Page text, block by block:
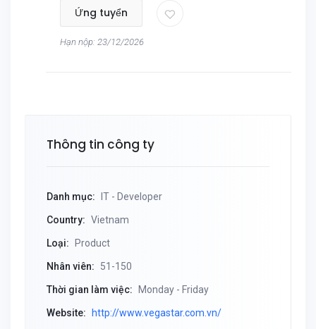
Ứng tuyển
Hạn nộp: 23/12/2026
Thông tin công ty
Danh mục: IT - Developer
Country: Vietnam
Loại: Product
Nhân viên: 51-150
Thời gian làm việc: Monday - Friday
Website: http://www.vegastar.com.vn/